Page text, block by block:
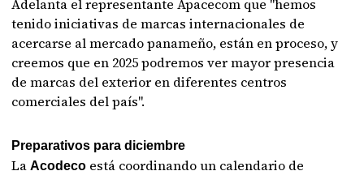
Adelanta el representante Apacecom que "hemos
tenido iniciativas de marcas internacionales de
acercarse al mercado panameño, están en proceso, y
creemos que en 2025 podremos ver mayor presencia
de marcas del exterior en diferentes centros
comerciales del país".
Preparativos para diciembre
LaAcodeco está coordinando un calendario de